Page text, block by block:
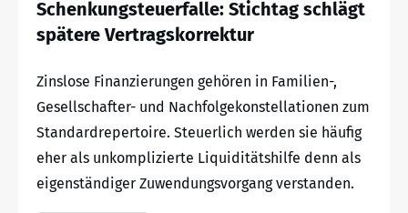
Schenkungsteuerfalle: Stichtag schlägt
spätere Vertragskorrektur
Zinslose Finanzierungen gehören in Familien-,
Gesellschafter- und Nachfolgekonstellationen zum
Standardrepertoire. Steuerlich werden sie häufig
eher als unkomplizierte Liquiditätshilfe denn als
eigenständiger Zuwendungsvorgang verstanden.